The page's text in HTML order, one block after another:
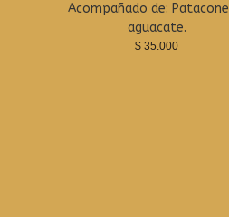
R
a
e
Acompañado de:
aguacate.
$ 35.000